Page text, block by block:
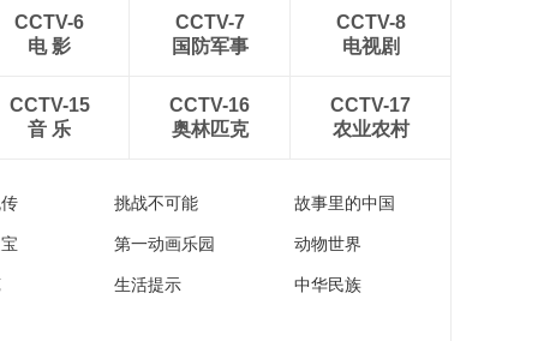
CCTV-6
电 影
CCTV-7
国防军事
CCTV-8
电视剧
CCTV-15
音 乐
CCTV-16
奥林匹克
CCTV-17
农业农村
挑战不可能 故事里的中国
第一动画乐园 动物世界
生活提示 中华民族